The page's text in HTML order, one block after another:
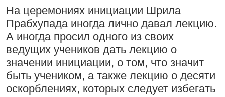
Поклоняться Бхактивиноду Тхакуру,
исполняя его бхаджаны
1:14:02 | 12 сентября
2008|Бойсе, Айдахо, США
На церемониях инициации Шрила
Прабхупада иногда лично давал лекцию.
А иногда просил одного из своих
ведущих учеников дать лекцию о
значении инициации, о том, что значит
быть учеником, а также лекцию о десяти
оскорблениях, которых следует избегать
Чайтанье
29 июля 2026
Сайт
Войти|Регистрация|История версий|
Инструкция